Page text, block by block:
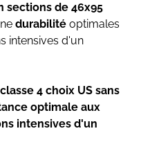
sections de 46x95
durabilité optimales
intensives d'un
4 choix US sans
optimale aux
intensives d'un